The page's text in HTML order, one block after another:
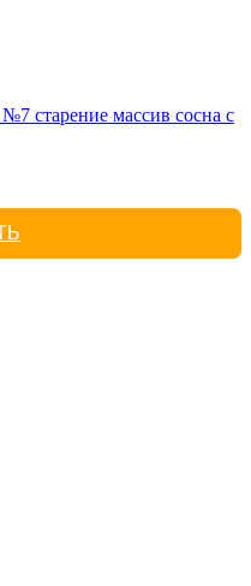
старение массив сосна с